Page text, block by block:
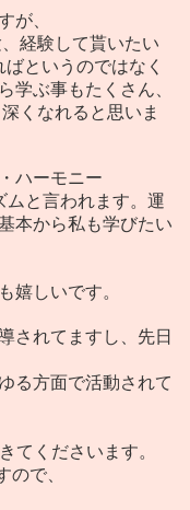
が、
経験して貰いたい
というのではなく
学ぶ事もたくさん、
くなれると思いま
ハーモニー
ムと言われます。運
本から私も学びたい
嬉しいです。
されてますし、先日
る方面で活動されて
てくださいます。
ので、